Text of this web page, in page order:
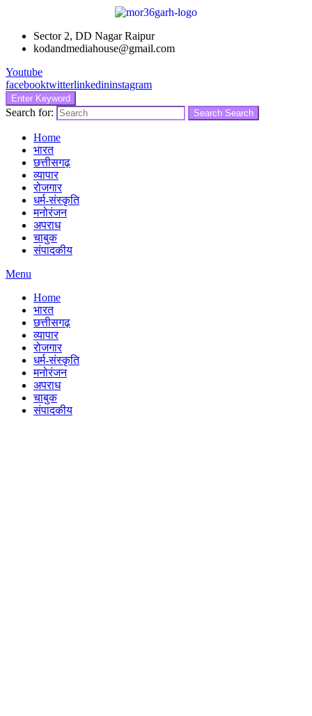
Sector 2, DD Nagar Raipur
kodandmediahouse@gmail.com
Youtube
facebooktwitterlinkedininstagram
Enter Keyword
Search for: Search Search
Home
भारत
छत्तीसगढ़
व्यापार
रोजगार
धर्म-संस्कृति
मनोरंजन
अपराध
चाबुक
संपादकीय
Menu
Home
भारत
छत्तीसगढ़
व्यापार
रोजगार
धर्म-संस्कृति
मनोरंजन
अपराध
चाबुक
संपादकीय